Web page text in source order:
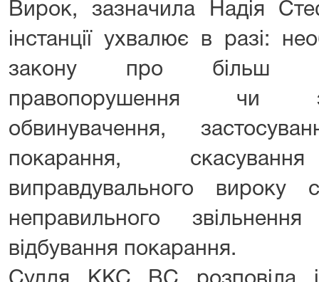
Вирок, зазначила Надія
інстанції ухвалює в разі:
закону про більш
правопорушення чи
обвинувачення,
покарання, скасування
виправдувального вироку
неправильного
відбування покарання.